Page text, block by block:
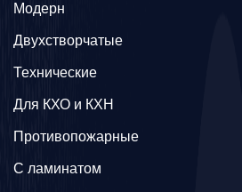
Модерн
Двухстворчатые
Технические
Для КХО и КХН
Противопожарные
С ламинатом